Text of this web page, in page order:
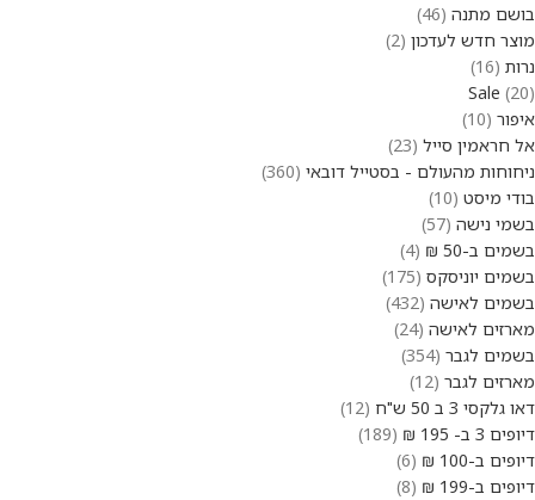
בושם מתנה 46
מוצר חדש לעדכון 2
נרות 16
Sale 20
איפור 10
אל חראמין סייל 23
ניחוחות מהעולם - בסטייל דובאי 360
בודי מיסט 10
בשמי נישה 57
בשמים ב-50 ₪
4
בשמים יוניסקס 175
בשמים לאישה 432
מארזים לאישה 24
בשמים לגבר 354
מארזים לגבר 12
דאו גלקסי 3 ב 50 ש"ח
12
דיופים 3 ב- 195 ₪
189
דיופים ב-100 ₪
6
דיופים ב-199 ₪
8